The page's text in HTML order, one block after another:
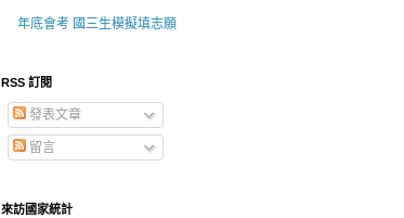
年底會考 國三生模擬填志願
RSS 訂閱
發表文章
留言
來訪國家統計